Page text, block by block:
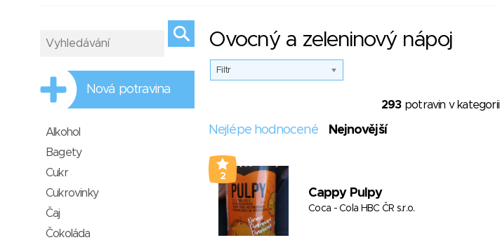
Ovocný a zeleninový nápoj
Filtr
293potravin v kategorii
Nejlépe hodnocené Nejnovější
2
Cappy Pulpy
Coca - Cola HBC ČR s.r.o.
Nová potravina
Alkohol
Bagety
Cukr
Cukrovinky
Čaj
Čokoláda